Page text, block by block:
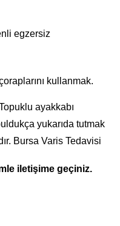
egzersiz
kullanmak.
ayakkabı
yukarıda tutmak
Bursa Varis Tedavisi
iletişime geçiniz.